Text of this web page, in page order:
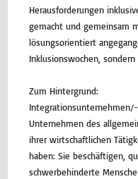
Herausforderungen
gemacht und gemeinsam
lösungsorientiert
Inklusionswochen, sondern
Zum Hintergrund:
Unternehmen des
ihrer wirtschaftlichen
haben: Sie beschäftigen,
schwerbehinderte